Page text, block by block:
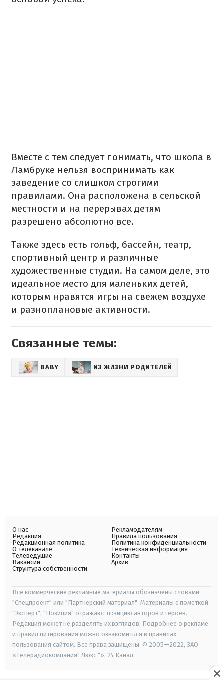
Вместе с тем следует понимать, что школа в
Ламбруке нельзя воспринимать как
заведение со слишком строгими
правилами. Она расположена в сельской
местности и на перерывах детям
разрешено абсолютно все.
Также здесь есть гольф, бассейн, театр,
спортивный центр и различные
художественные студии. На самом деле, это
идеальное место для маленьких детей,
которым нравятся игры на свежем воздухе
и разноплановые активности.
Связанные темы:
BABY ИЗ ЖИЗНИ РОДИТЕЛЕЙ
О нас
Редакция
Редакционная политика
О телеканале
Телеведущие
Вакансии
Структура собственности
Рекламодателям
Правила пользования
Политика конфиденциальности
Техническая информация
Контакты
Архив
Все коммерческие рекламные материалы обозначены словами
"Спецпроект" или "Партнерский материал". Материалы с пометкой
"Эксперт", "Позиция" отражают позицию авторов и героев.
Редакция может не разделять их взглядов. Подробнее о рекламе
и правил цитирования можно ознакомиться в правилах
пользования сайтом. Все права защищены. © 2005—2022, ЗАО
«Телерадиокомпания" Люкс "», 24 Канал.